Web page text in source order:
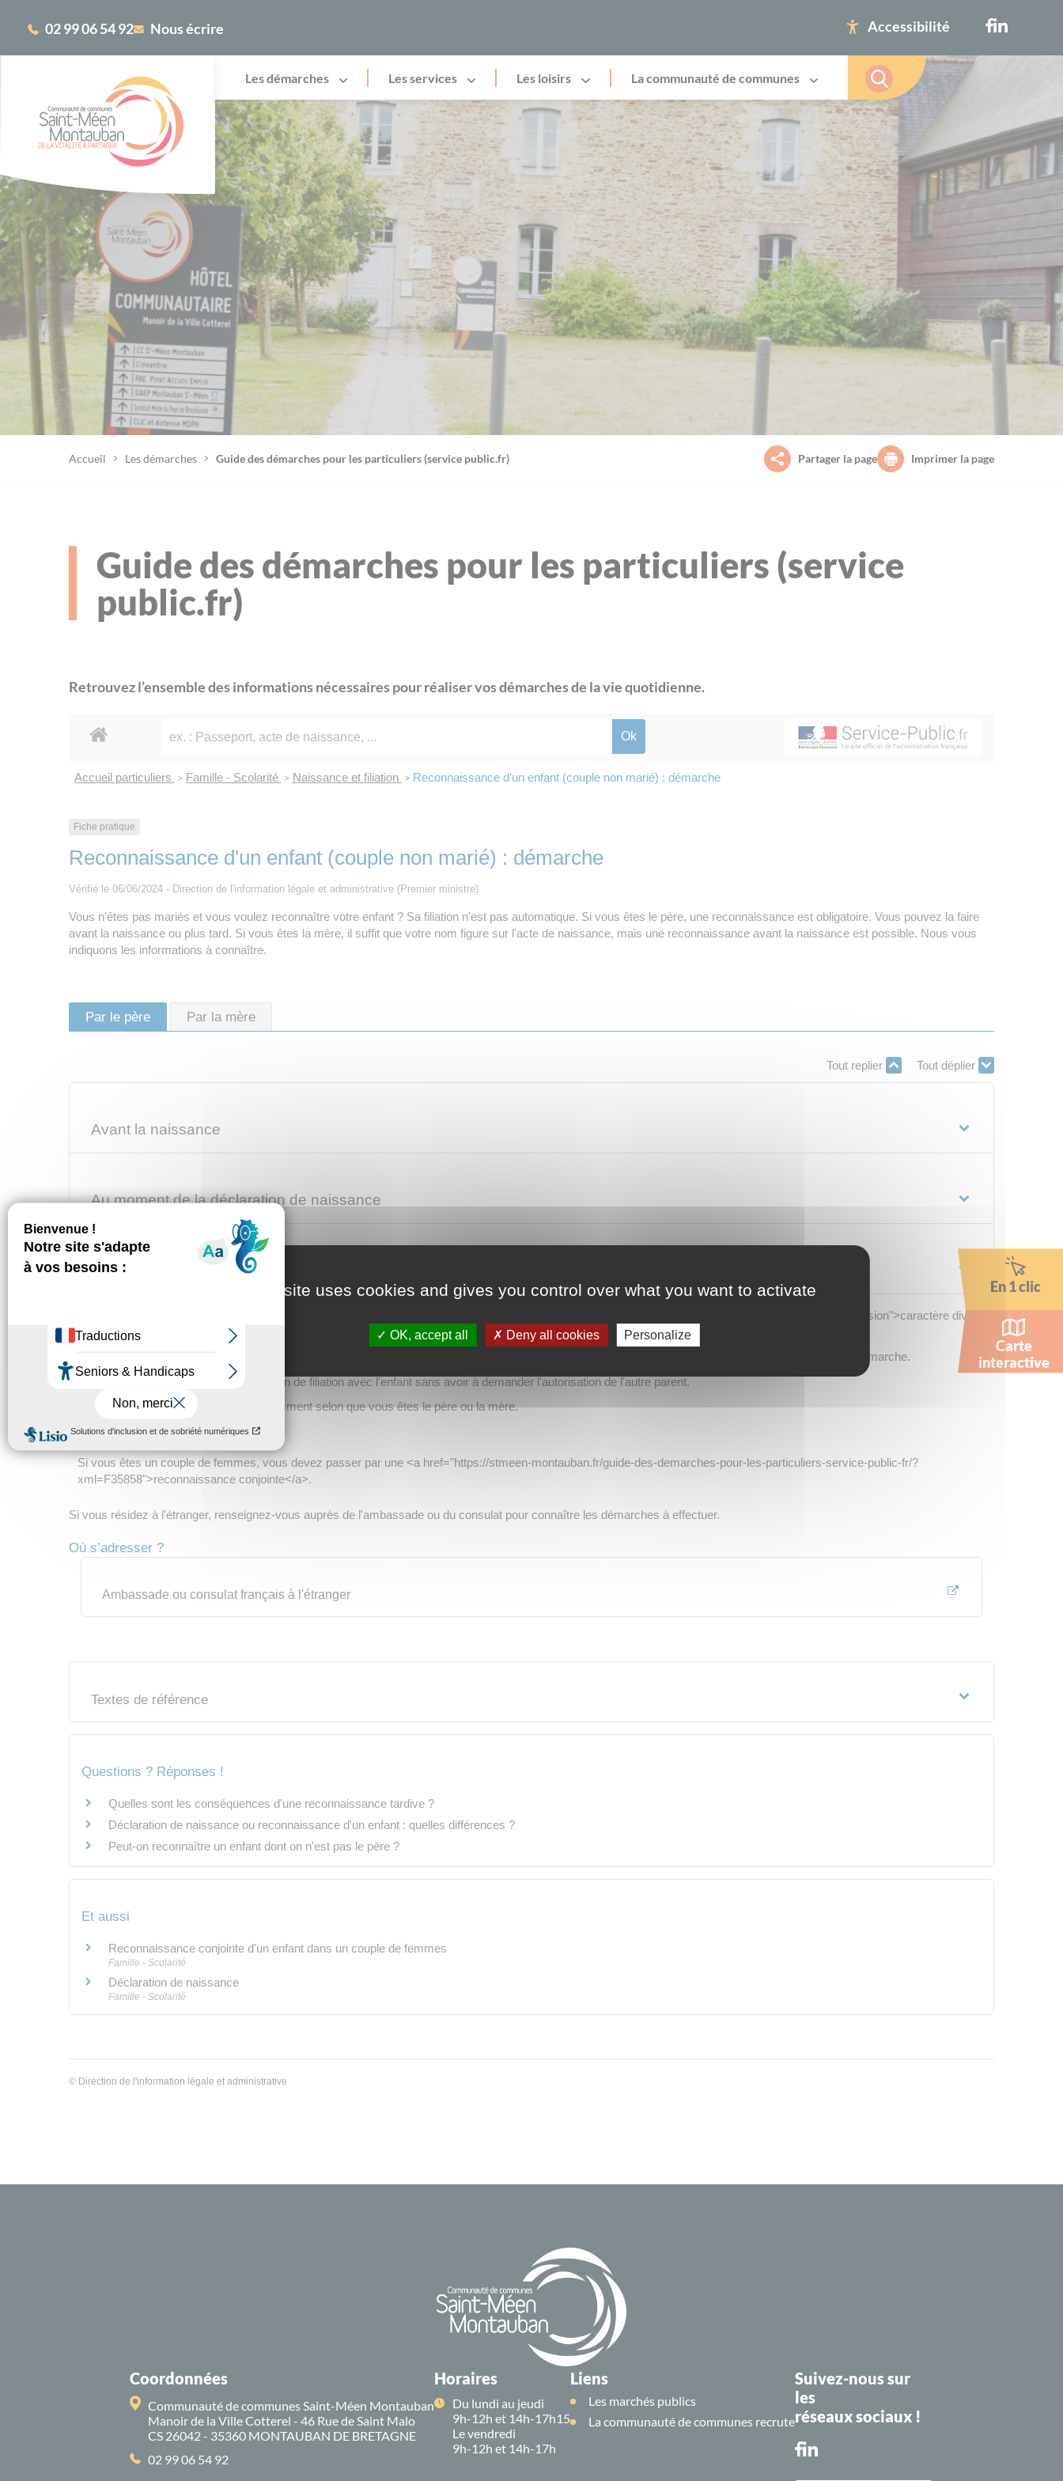
02 99 06 54 92 Nous écrire Accessibilité
Les démarches Les services Les loisirs La communauté de communes
Accueil Les démarches Guide des démarches pour les particuliers (service public.fr) Partager la page Imprimer la page
Guide des démarches pour les particuliers (service
public.fr)
Retrouvez l’ensemble des informations nécessaires pour réaliser vos démarches de la vie quotidienne.
Accueil particuliers > Famille - Scolarité > Naissance et filiation > Reconnaissance d'un enfant (couple non marié) : démarche
Fiche pratique
Reconnaissance d'un enfant (couple non marié) : démarche
Vérifié le 06/06/2024 - Direction de l'information légale et administrative (Premier ministre)
Vous n'êtes pas mariés et vous voulez reconnaître votre enfant ? Sa filiation n'est pas automatique. Si vous êtes le père, une reconnaissance est obligatoire. Vous pouvez la faire
avant la naissance ou plus tard. Si vous êtes la mère, il suffit que votre nom figure sur l'acte de naissance, mais une reconnaissance avant la naissance est possible. Nous vous
indiquons les informations à connaître.
Par le père Par la mère
Tout replier Tout déplier
Avant la naissance
Au moment de la déclaration de naissance
Après la déclaration de naissance
Si vous n'êtes pas mariés, les 2 liens de filiation, maternelle et paternelle, de votre enfant sont indépendants l'un de l'autre (on parle du <span class="expression">caractère divisible
du lien de filiation</span>).
La reconnaissance de l'enfant est un <span class="miseenevidence">acte volontaire et personnel</span>, qui engage uniquement la personne qui fait la démarche.
Chacun de vous 2 peut faire établir son lien de filiation avec l'enfant sans avoir à demander l'autorisation de l'autre parent.
La filiation de votre enfant s'établit différemment selon que vous êtes le père ou la mère.
À savoir
Si vous êtes un couple de femmes, vous devez passer par une <a href="https://stmeen-montauban.fr/guide-des-demarches-pour-les-particuliers-service-public-fr/?
xml=F35858">reconnaissance conjointe</a>.
Si vous résidez à l'étranger, renseignez-vous auprès de l'ambassade ou du consulat pour connaître les démarches à effectuer.
Où s’adresser ?
Ambassade ou consulat français à l'étranger
Textes de référence
Questions ? Réponses !
Quelles sont les conséquences d'une reconnaissance tardive ?
Déclaration de naissance ou reconnaissance d'un enfant : quelles différences ?
Peut-on reconnaître un enfant dont on n'est pas le père ?
Et aussi
Reconnaissance conjointe d'un enfant dans un couple de femmes
Famille - Scolarité
Déclaration de naissance
Famille - Scolarité
© Direction de l'information légale et administrative
En 1 clic
Carte
interactive
Coordonnées
Communauté de communes Saint-Méen Montauban
Manoir de la Ville Cotterel - 46 Rue de Saint Malo
CS 26042 - 35360 MONTAUBAN DE BRETAGNE
02 99 06 54 92
Horaires
Du lundi au jeudi
9h-12h et 14h-17h15
Le vendredi
9h-12h et 14h-17h
Liens
Les marchés publics
La communauté de communes recrute
Suivez-nous sur
les
réseaux sociaux !
This site uses cookies and gives you control over what you want to activate
OK, accept all Deny all cookies Personalize